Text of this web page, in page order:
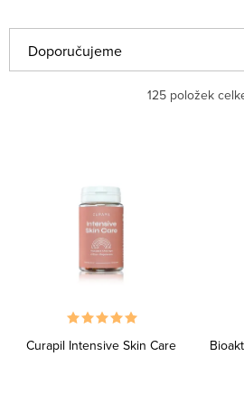
ý
a
Doporučujeme
Abecedně
125 položek
Curapil Intensive Skin Care